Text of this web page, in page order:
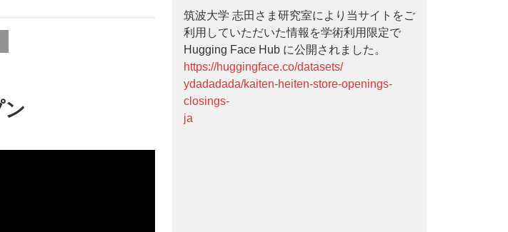
ン
筑波大学 志田さま研究室により当サイトをご
利用していただいた情報を学術利用限定で
Hugging Face Hub に公開されました。
https://huggingface.co/datasets/
ydadadada/kaiten-heiten-store-openings-
closings-
ja